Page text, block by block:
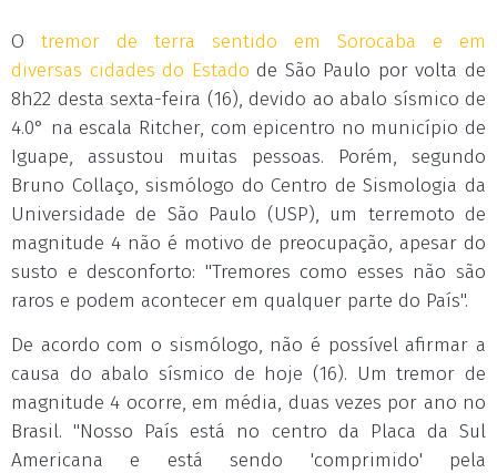
O tremor de terra sentido em Sorocaba e em
diversas cidades do Estado de São Paulo por volta de
8h22 desta sexta-feira (16), devido ao abalo sísmico de
4.0° na escala Ritcher, com epicentro no município de
Iguape, assustou muitas pessoas. Porém, segundo
Bruno Collaço, sismólogo do Centro de Sismologia da
Universidade de São Paulo (USP), um terremoto de
magnitude 4 não é motivo de preocupação, apesar do
susto e desconforto: "Tremores como esses não são
raros e podem acontecer em qualquer parte do País".
De acordo com o sismólogo, não é possível afirmar a
causa do abalo sísmico de hoje (16). Um tremor de
magnitude 4 ocorre, em média, duas vezes por ano no
Brasil. "Nosso País está no centro da Placa da Sul
Americana e está sendo 'comprimido' pela